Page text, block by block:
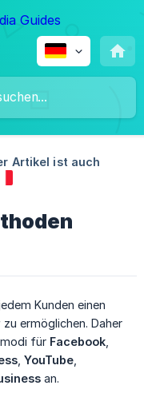
Artikel ist auch
Kunden einen
ermöglichen. Daher
für Facebook
YouTube
an.